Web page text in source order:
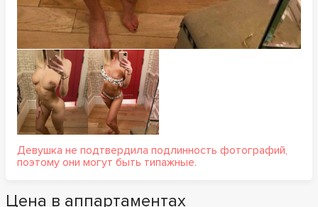
Девушка не подтвердила подлинность фотографий,
поэтому они могут быть типажные.
Цена в аппартаментах